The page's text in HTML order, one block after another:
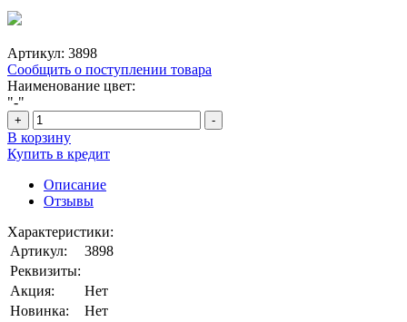
Артикул: 3898
Сообщить о поступлении товара
Наименование цвет:
"-"
+ -
В корзину
Купить в кредит
Описание
Отзывы
Характеристики:
Артикул:
3898
Реквизиты:
Акция:
Нет
Новинка:
Нет